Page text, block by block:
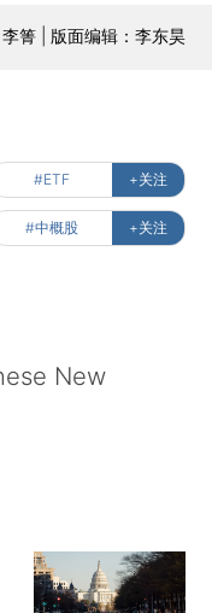
箐 | 版面编辑：李东昊
#ETF +关注
#中概股 +关注
New